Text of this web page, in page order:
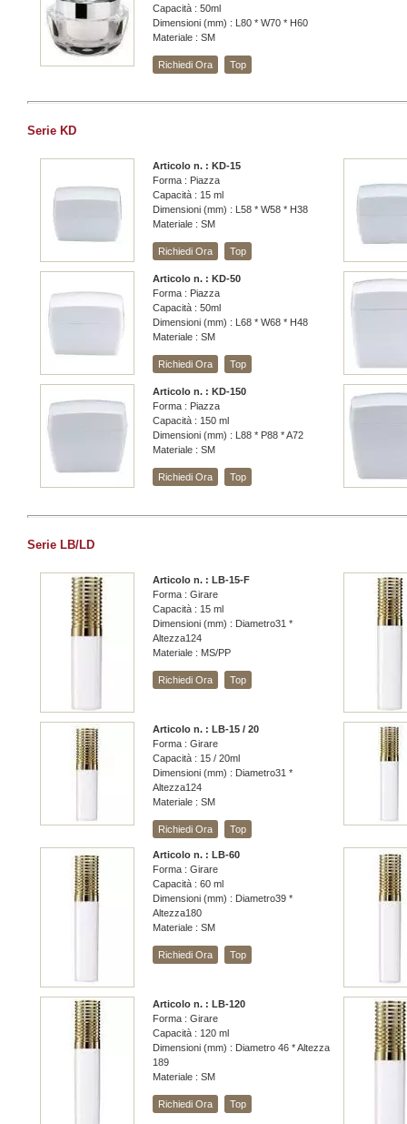
Capacità : 50ml
Dimensioni (mm) : L80 * W70 * H60
Materiale : SM
Richiedi Ora Top
Serie KD
Articolo n. : KD-15
Forma : Piazza
Capacità : 15 ml
Dimensioni (mm) : L58 * W58 * H38
Materiale : SM
Richiedi Ora Top
Articolo n. : KD-50
Forma : Piazza
Capacità : 50ml
Dimensioni (mm) : L68 * W68 * H48
Materiale : SM
Richiedi Ora Top
Articolo n. : KD-150
Forma : Piazza
Capacità : 150 ml
Dimensioni (mm) : L88 * P88 * A72
Materiale : SM
Richiedi Ora Top
Serie LB/LD
Articolo n. : LB-15-F
Forma : Girare
Capacità : 15 ml
Dimensioni (mm) : Diametro31 *
Altezza124
Materiale : MS/PP
Richiedi Ora Top
Articolo n. : LB-15 / 20
Forma : Girare
Capacità : 15 / 20ml
Dimensioni (mm) : Diametro31 *
Altezza124
Materiale : SM
Richiedi Ora Top
Articolo n. : LB-60
Forma : Girare
Capacità : 60 ml
Dimensioni (mm) : Diametro39 *
Altezza180
Materiale : SM
Richiedi Ora Top
Articolo n. : LB-120
Forma : Girare
Capacità : 120 ml
Dimensioni (mm) : Diametro 46 * Altezza
189
Materiale : SM
Richiedi Ora Top